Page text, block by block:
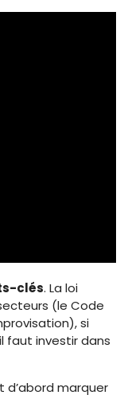
clés. La loi
(le Code
si
faut investir dans
d’abord marquer